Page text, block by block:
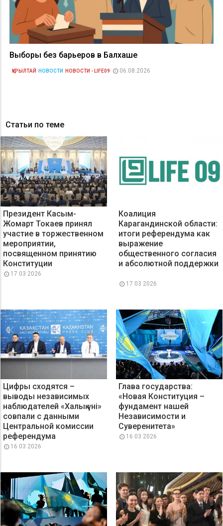
Выборы без барьеров в Балхаше
ҚҰРЫЛТАЙ НОВОСТИ НОВОСТИ - LIFE09 06.08.2026
Статьи по теме
Президент Касым-
Жомарт Токаев принял
участие в торжественном
мероприятии,
посвященном принятию
Конституции
17 03 2026
Коалиция
Карагандинской области:
итоги референдума как
выражение
общественного согласия
и абсолютной поддержки
17 03 2026
Цифры сходятся –
выводы независимых
наблюдателей «Халық үні»
совпали с данными
Центральной комиссии
референдума
16 03 2026
Глава государства:
«Новая Конституция –
фундамент нашей
Независимости и
Суверенитета»
16 03 2026